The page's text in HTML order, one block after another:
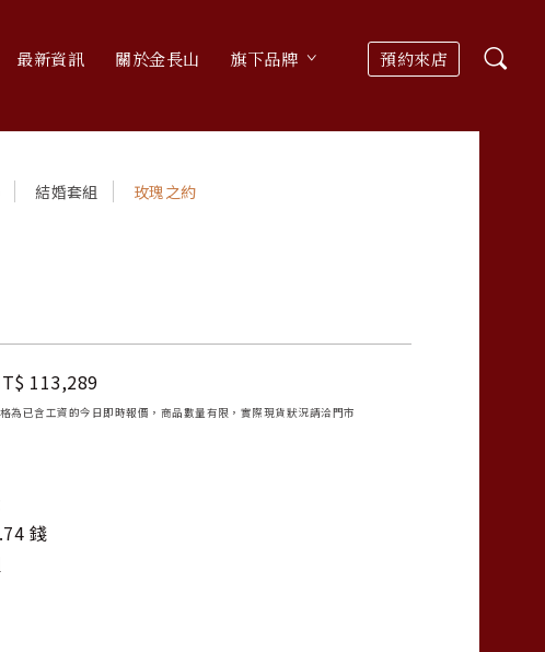
最新資訊 關於金長山 旗下品牌 預約來店
結婚套組 玫瑰之約
113,289
為已含工資的今日即時報價，商品數量有限，實際現貨狀況請洽門市
錢